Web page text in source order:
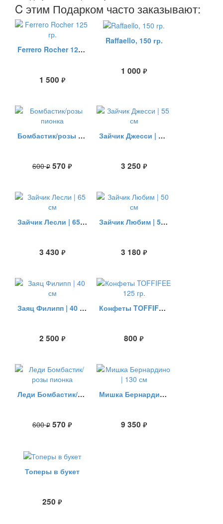
C этим Подарком часто заказывают:
Ferrero Rocher 125 гр.
1 500 руб.
Raffaello, 150 гр.
1 000 руб.
Бомбастик/розы пионка
600руб. 570 руб.
Зайчик Джесси | 55 см
3 250 руб.
Зайчик Лесли | 65 см
3 430 руб.
Зайчик Любим | 50 см
3 180 руб.
Заяц Филипп | 40 см
2 500 руб.
Конфеты TOFFIFEE 125 гр.
800 руб.
Леди Бомбастик/розы пионка
600руб. 570 руб.
Мишка Бернардино | 130 см
9 350 руб.
Топеры в букет
250 руб.